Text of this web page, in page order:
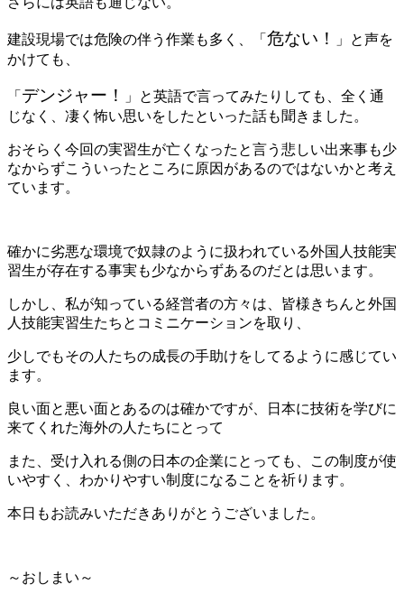
建設現場では危険の伴う作業も多く、「 危ない！
」と声を
かけても、
「 デンジャー！
」と英語で言ってみたりしても、全く通
じなく、凄く怖い思いをしたといった話も聞きました。
おそらく今回の実習生が亡くなったと言う悲しい出来事も少
なからずこういったところに原因があるのではないかと考え
ています。
確かに劣悪な環境で奴隷のように扱われている外国人技能実
習生が存在する事実も少なからずあるのだとは思います。
しかし、私が知っている経営者の方々は、皆様きちんと外国
人技能実習生たちとコミニケーションを取り、
少しでもその人たちの成長の手助けをしてるように感じてい
ます。
良い面と悪い面とあるのは確かですが、日本に技術を学びに
来てくれた海外の人たちにとって
また、受け入れる側の日本の企業にとっても、この制度が使
いやすく、わかりやすい制度になることを祈ります。
本日もお読みいただきありがとうございました。
～おしまい～